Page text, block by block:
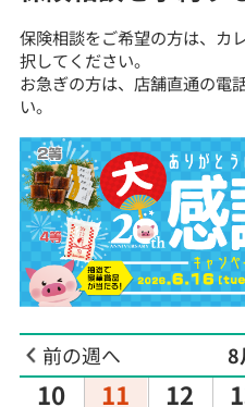
前の週へ 8
10 11 12
保険相談をご希望の方は、カ
択してください。
お急ぎの方は、店舗直通の電
い。